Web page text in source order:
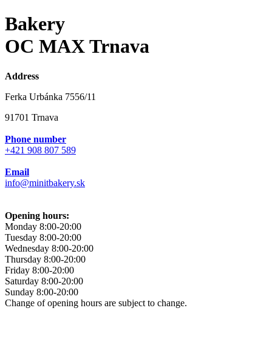
Bakery
OC MAX Trnava
Address
Ferka Urbánka 7556/11
91701 Trnava
Phone number
+421 908 807 589
Email
info@minitbakery.sk
Opening hours:
Monday 8:00-20:00
Tuesday 8:00-20:00
Wednesday 8:00-20:00
Thursday 8:00-20:00
Friday 8:00-20:00
Saturday 8:00-20:00
Sunday 8:00-20:00
Change of opening hours are subject to change.